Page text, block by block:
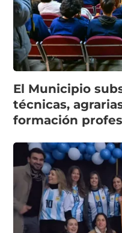
El Municipio
técnicas,
formación